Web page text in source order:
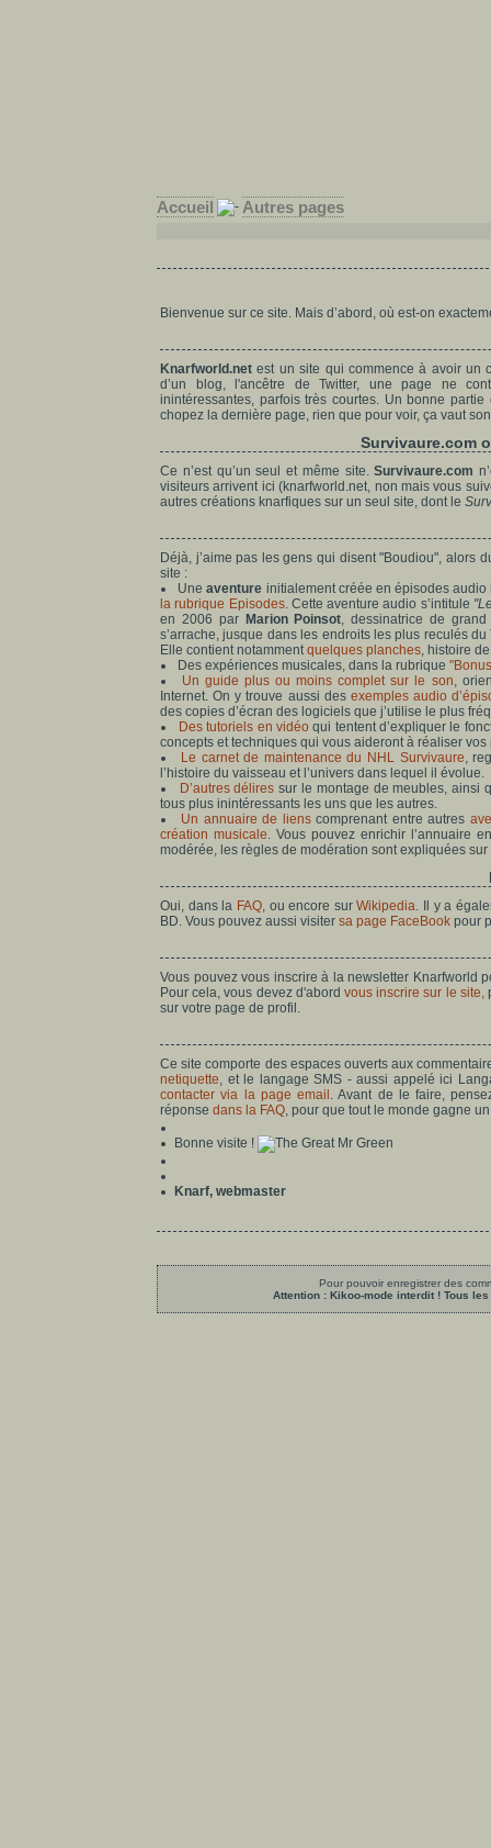
Accueil Autres pages
Bienvenue sur ce site. Mais d’abord, où est-on
Knarfworld.net est un site qui commence à avoir un
d’un blog, l'ancêtre de Twitter, une page ne
inintéressantes, parfois très courtes. Un bonne
chopez la dernière page, rien que pour voir, ça vaut
Survivaure.com
Ce n’est qu’un seul et même site.Survivaure.com
visiteurs arrivent ici (knarfworld.net, non mais vous
autres créations knarfiques sur un seul site, dont le
Déjà, j’aime pas les gens qui disent "Boudiou", alors
site :
Uneaventure initialement créée en épisodes audio
la rubrique Episodes. Cette aventure audio s’intitule
en 2006 par Marion Poinsot, dessinatrice de
s’arrache, jusque dans les endroits les plus reculés
Elle contient notammentquelques planches, histoire
Des expériences musicales, dans la rubrique
Un guide plus ou moins complet sur le son,
Internet. On y trouve aussi des exemples audio
des copies d’écran des logiciels que j’utilise le plus
Des tutoriels en vidéo qui tentent d’expliquer le
concepts et techniques qui vous aideront à réaliser
Le carnet de maintenance du NHL Survivaure,
l’histoire du vaisseau et l’univers dans lequel il évolue.
D’autres délires sur le montage de meubles, ainsi
tous plus inintéressants les uns que les autres.
Un annuaire de lienscomprenant entre autres
création musicale. Vous pouvez enrichir l’annuaire
modérée, les règles de modération sont expliquées sur
Oui, dans la FAQ, ou encore surWikipedia. Il y a
BD. Vous pouvez aussi visiter sa page FaceBook pour
Vous pouvez vous inscrire à la newsletter Knarfworld
Pour cela, vous devez d'abordvous inscrire sur le site,
sur votre page de profil.
Ce site comporte des espaces ouverts aux
netiquette, et le langage SMS - aussi appelé ici
contacter via la page email . Avant de le faire,
réponse dans la FAQ, pour que tout le monde gagne
Bonne visite !
Knarf, webmaster
Pour pouvoir enregistrer des
Attention : Kikoo-mode interdit ! Tous